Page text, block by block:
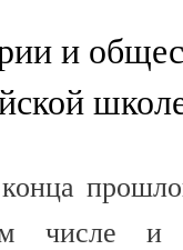
и
числе и